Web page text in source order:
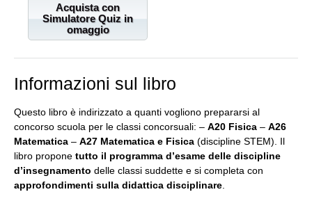
Acquista con
Simulatore Quiz in
omaggio
Informazioni sul libro
Questo libro è indirizzato a quanti vogliono prepararsi al
concorso scuola per le classi concorsuali: – A20 Fisica – A26
Matematica – A27 Matematica e Fisica (discipline STEM). Il
libro propone tutto il programma d’esame delle discipline
d’insegnamento delle classi suddette e si completa con
approfondimenti sulla didattica disciplinare